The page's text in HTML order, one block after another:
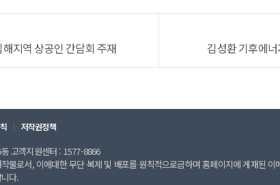
지역 상공인 간담회 주재
김성환 기후에
저작권정책
고객지원센터 : 1577-8866
물로서, 이에대한 무단 복제 및 배포를 원칙적으로금하며 홈페이지에 게재된
다.